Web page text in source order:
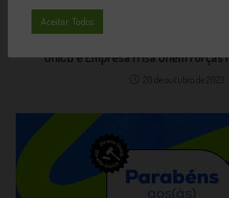
UniCB e Empresa Frisa Unem Forças
20 de outubro de 2023
Aceitar Todos